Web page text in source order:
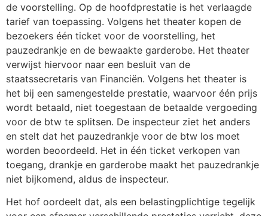
de voorstelling. Op de hoofdprestatie is het verlaagde
tarief van toepassing. Volgens het theater kopen de
bezoekers één ticket voor de voorstelling, het
pauzedrankje en de bewaakte garderobe. Het theater
verwijst hiervoor naar een besluit van de
staatssecretaris van Financiën. Volgens het theater is
het bij een samengestelde prestatie, waarvoor één prijs
wordt betaald, niet toegestaan de betaalde vergoeding
voor de btw te splitsen. De inspecteur ziet het anders
en stelt dat het pauzedrankje voor de btw los moet
worden beoordeeld. Het in één ticket verkopen van
toegang, drankje en garderobe maakt het pauzedrankje
niet bijkomend, aldus de inspecteur.
Het hof oordeelt dat, als een belastingplichtige tegelijk